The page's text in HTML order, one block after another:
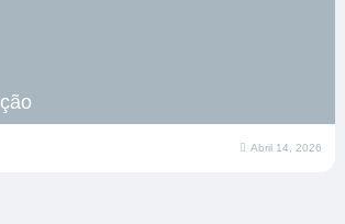
Abril 14, 2026